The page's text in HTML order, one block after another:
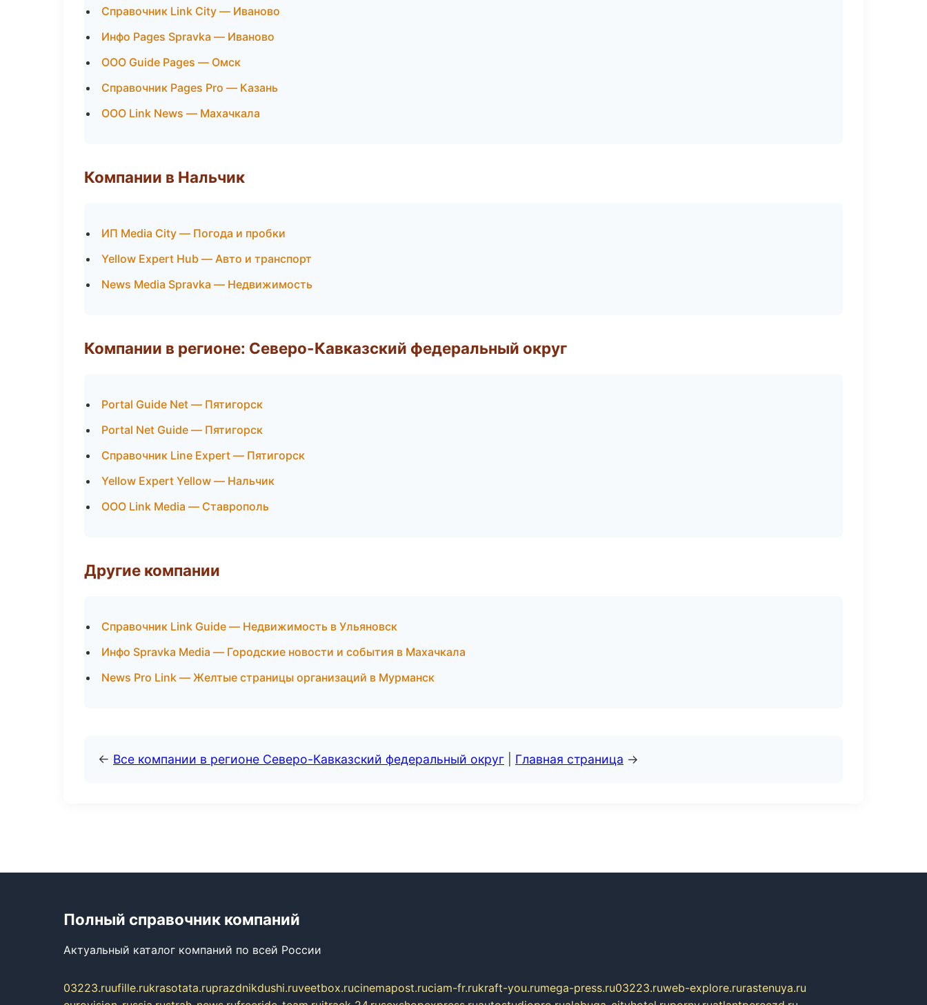
Справочник Link City — Иваново
Инфо Pages Spravka — Иваново
ООО Guide Pages — Омск
Справочник Pages Pro — Казань
ООО Link News — Махачкала
Компании в Нальчик
ИП Media City — Погода и пробки
Yellow Expert Hub — Авто и транспорт
News Media Spravka — Недвижимость
Компании в регионе: Северо-Кавказский федеральный округ
Portal Guide Net — Пятигорск
Portal Net Guide — Пятигорск
Справочник Line Expert — Пятигорск
Yellow Expert Yellow — Нальчик
ООО Link Media — Ставрополь
Другие компании
Справочник Link Guide — Недвижимость в Ульяновск
Инфо Spravka Media — Городские новости и события в Махачкала
News Pro Link — Желтые страницы организаций в Мурманск
← Все компании в регионе Северо-Кавказский федеральный округ Главная страница →
Полный справочник компаний
Актуальный каталог компаний по всей России
03223.ruufille.rukrasotata.ruprazdnikdushi.ruveetbox.rucinemapost.ruciam-fr.rukraft-you.rumega-press.ru03223.ruweb-explore.rurastenuya.ru